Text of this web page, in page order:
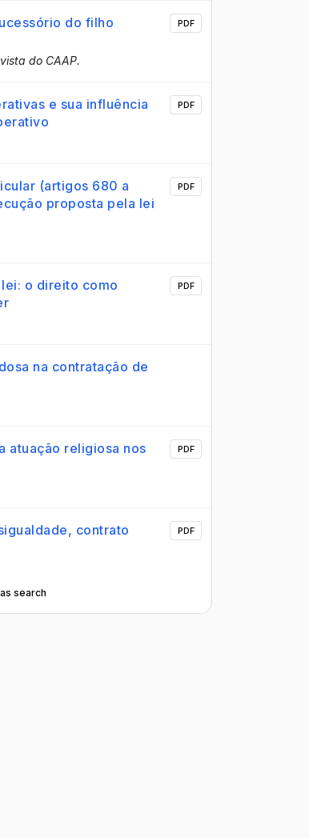
do filho
do CAAP.
PDF
e sua influência
PDF
(artigos 680 a
proposta pela lei
PDF
o direito como
PDF
na contratação de
atuação religiosa nos
PDF
contrato PDF
search